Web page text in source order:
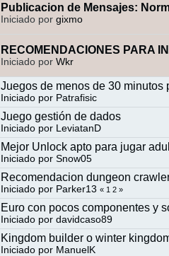
Publicacion de Mensajes:
Iniciado porgixmo
RECOMENDACIONES PARA
Iniciado porWkr
Juegos de menos de 30 minutos
Iniciado por Patrafisic
Juego gestión de dados
Iniciado por LeviatanD
Mejor Unlock apto para jugar
Iniciado porSnow05
Recomendacion dungeon
Iniciado por Parker13 « 1 2 »
Euro con pocos componentes y
Iniciado pordavidcaso89
Kingdom builder o winter
Iniciado por ManuelK